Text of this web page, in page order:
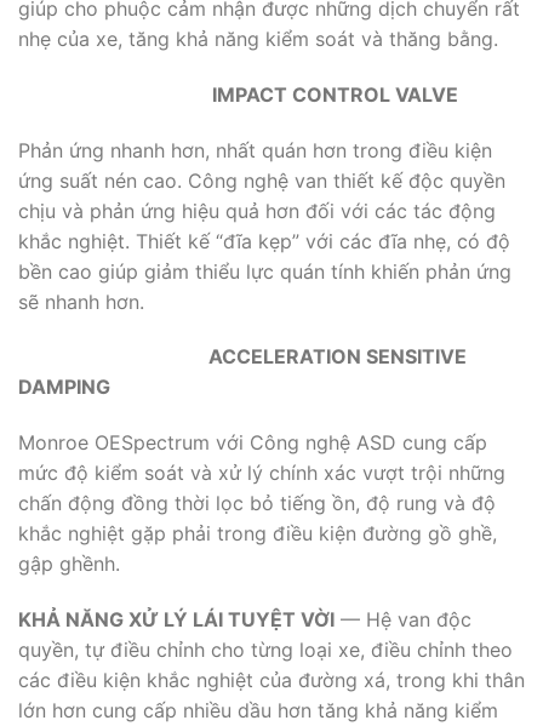
giúp cho phuộc cảm nhận được những dịch chuyển rất
nhẹ của xe, tăng khả năng kiểm soát và thăng bằng.
IMPACT CONTROL VALVE
Phản ứng nhanh hơn, nhất quán hơn trong điều kiện
ứng suất nén cao. Công nghệ van thiết kế độc quyền
chịu và phản ứng hiệu quả hơn đối với các tác động
khắc nghiệt. Thiết kế “đĩa kẹp” với các đĩa nhẹ, có độ
bền cao giúp giảm thiểu lực quán tính khiến phản ứng
sẽ nhanh hơn.
ACCELERATION SENSITIVE
DAMPING
Monroe OESpectrum với Công nghệ ASD cung cấp
mức độ kiểm soát và xử lý chính xác vượt trội những
chấn động đồng thời lọc bỏ tiếng ồn, độ rung và độ
khắc nghiệt gặp phải trong điều kiện đường gồ ghề,
gập ghềnh.
KHẢ NĂNG XỬ LÝ LÁI TUYỆT VỜI — Hệ van độc
quyền, tự điều chỉnh cho từng loại xe, điều chỉnh theo
các điều kiện khắc nghiệt của đường xá, trong khi thân
lớn hơn cung cấp nhiều dầu hơn tăng khả năng kiểm